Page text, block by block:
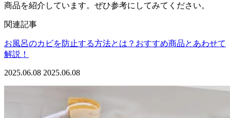
商品を紹介しています。ぜひ参考にしてみてください。
関連記事
お風呂のカビを防止する方法とは？おすすめ商品とあわせて
解説！
2025.06.08 2025.06.08